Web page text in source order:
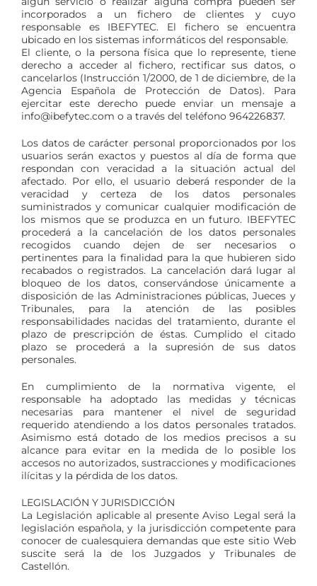
incorporados a un fichero de clientes y cuyo
responsable es IBEFYTEC. El fichero se encuentra
ubicado en los sistemas informáticos del responsable.
El cliente, o la persona física que lo represente, tiene
derecho a acceder al fichero, rectificar sus datos, o
cancelarlos (Instrucción 1/2000, de 1 de diciembre, de la
Agencia Española de Protección de Datos). Para
ejercitar este derecho puede enviar un mensaje a
info@ibefytec.com o a través del teléfono 964226837.
Los datos de carácter personal proporcionados por los
usuarios serán exactos y puestos al día de forma que
respondan con veracidad a la situación actual del
afectado. Por ello, el usuario deberá responder de la
veracidad y certeza de los datos personales
suministrados y comunicar cualquier modificación de
los mismos que se produzca en un futuro. IBEFYTEC
procederá a la cancelación de los datos personales
recogidos cuando dejen de ser necesarios o
pertinentes para la finalidad para la que hubieren sido
recabados o registrados. La cancelación dará lugar al
bloqueo de los datos, conservándose únicamente a
disposición de las Administraciones públicas, Jueces y
Tribunales, para la atención de las posibles
responsabilidades nacidas del tratamiento, durante el
plazo de prescripción de éstas. Cumplido el citado
plazo se procederá a la supresión de sus datos
personales.
En cumplimiento de la normativa vigente, el
responsable ha adoptado las medidas y técnicas
necesarias para mantener el nivel de seguridad
requerido atendiendo a los datos personales tratados.
Asimismo está dotado de los medios precisos a su
alcance para evitar en la medida de lo posible los
accesos no autorizados, sustracciones y modificaciones
ilícitas y la pérdida de los datos.
LEGISLACIÓN Y JURISDICCIÓN
La Legislación aplicable al presente Aviso Legal será la
legislación española, y la jurisdicción competente para
conocer de cualesquiera demandas que este sitio Web
suscite será la de los Juzgados y Tribunales de
Castellón.